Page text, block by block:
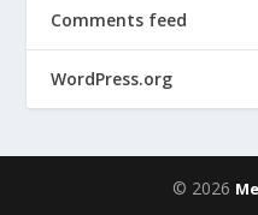
Comments feed
WordPress.org
© 2026